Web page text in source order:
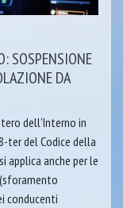
SOSPENSIONE
DA
dell’Interno in
ter del Codice della
applica anche per le
conducenti